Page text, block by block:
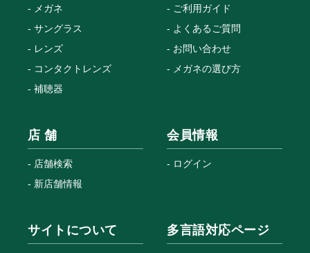
メガネ
サングラス
レンズ
コンタクトレンズ
補聴器
ご利用ガイド
よくあるご質問
お問い合わせ
メガネの選び方
店 舗
店舗検索
新店舗情報
会員情報
ログイン
サイトについて 多言語対応ページ